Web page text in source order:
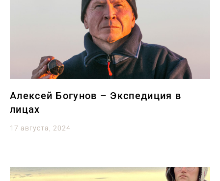
Алексей Богунов – Экспедиция в
лицах
17 августа, 2024